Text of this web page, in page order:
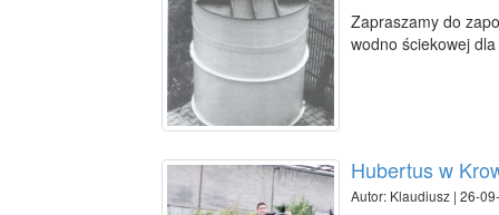
Zapraszamy do
wodno ściekowej
Hubertus w
Autor: Klaudiusz | 26-